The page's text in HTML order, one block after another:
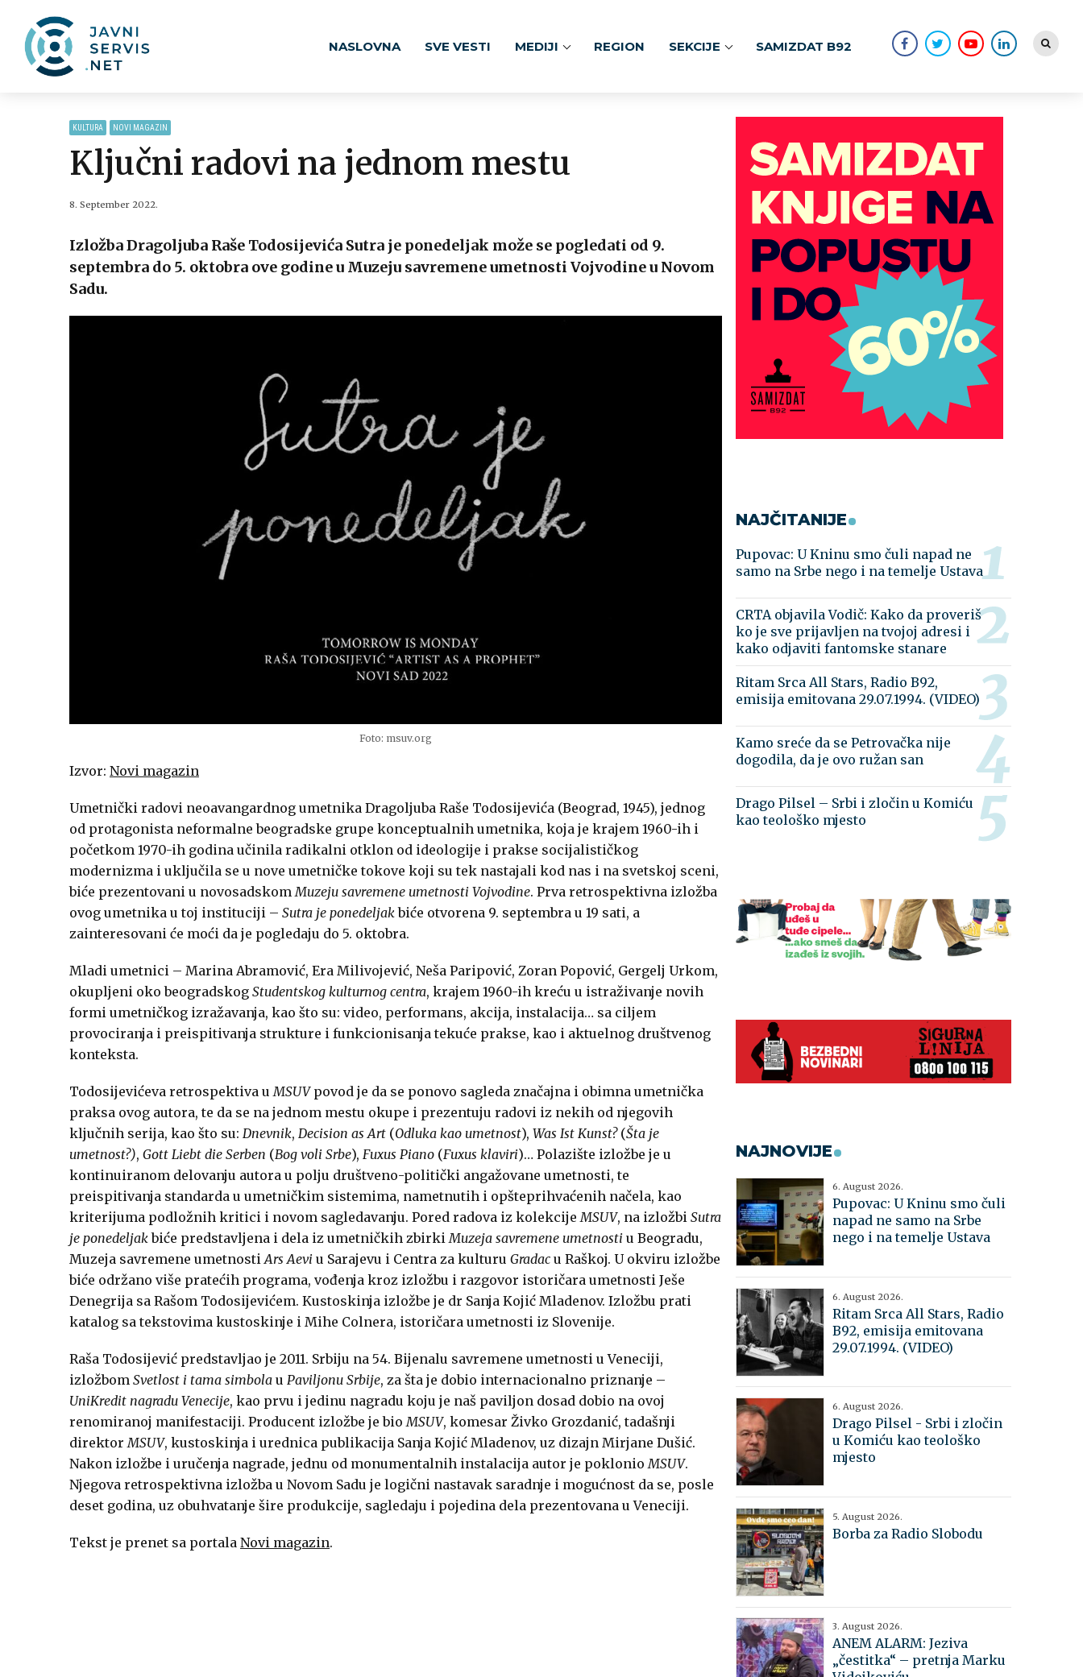
NASLOVNA SVE VESTI MEDIJI REGION SEKCIJE SAMIZDAT B92
KULTURA NOVI MAGAZIN
Ključni radovi na jednom mestu
8. September 2022.
Izložba Dragoljuba Raše Todosijevića Sutra je ponedeljak može se pogledati od 9.
septembra do 5. oktobra ove godine u Muzeju savremene umetnosti Vojvodine u Novom
Sadu.
Foto: msuv.org
Izvor: Novi magazin
Umetnički radovi neoavangardnog umetnika Dragoljuba Raše Todosijevića (Beograd, 1945), jednog
od protagonista neformalne beogradske grupe konceptualnih umetnika, koja je krajem 1960-ih i
početkom 1970-ih godina učinila radikalni otklon od ideologije i prakse socijalističkog
modernizma i uključila se u nove umetničke tokove koji su tek nastajali kod nas i na svetskoj sceni,
biće prezentovani u novosadskom Muzeju savremene umetnosti Vojvodine. Prva retrospektivna izložba
ovog umetnika u toj instituciji – Sutra je ponedeljak biće otvorena 9. septembra u 19 sati, a
zainteresovani će moći da je pogledaju do 5. oktobra.
Mladi umetnici – Marina Abramović, Era Milivojević, Neša Paripović, Zoran Popović, Gergelj Urkom,
okupljeni oko beogradskog Studentskog kulturnog centra, krajem 1960-ih kreću u istraživanje novih
formi umetničkog izražavanja, kao što su: video, performans, akcija, instalacija… sa ciljem
provociranja i preispitivanja strukture i funkcionisanja tekuće prakse, kao i aktuelnog društvenog
konteksta.
Todosijevićeva retrospektiva u MSUVpovod je da se ponovo sagleda značajna i obimna umetnička
praksa ovog autora, te da se na jednom mestu okupe i prezentuju radovi iz nekih od njegovih
ključnih serija, kao što su: Dnevnik, Decision as Art (Odluka kao umetnost), Was Ist Kunst?(Šta je
umetnost?), Gott Liebt die Serben (Bog voli Srbe), Fuxus Piano (Fuxus klaviri)… Polazište izložbe je u
kontinuiranom delovanju autora u polju društveno-politički angažovane umetnosti, te
preispitivanja standarda u umetničkim sistemima, nametnutih i opšteprihvaćenih načela, kao
kriterijuma podložnih kritici i novom sagledavanju. Pored radova iz kolekcije MSUV, na izložbi Sutra
je ponedeljak biće predstavljena i dela iz umetničkih zbirki Muzeja savremene umetnosti u Beogradu,
Muzeja savremene umetnosti Ars Aevi u Sarajevu i Centra za kulturu Gradac u Raškoj. U okviru izložbe
biće održano više pratećih programa, vođenja kroz izložbu i razgovor istoričara umetnosti Ješe
Denegrija sa Rašom Todosijevićem. Kustoskinja izložbe je dr Sanja Kojić Mladenov. Izložbu prati
katalog sa tekstovima kustoskinje i Mihe Colnera, istoričara umetnosti iz Slovenije.
Raša Todosijević predstavljao je 2011. Srbiju na 54. Bijenalu savremene umetnosti u Veneciji,
izložbom Svetlost i tama simbola u Paviljonu Srbije, za šta je dobio internacionalno priznanje –
UniKredit nagradu Venecije, kao prvu i jedinu nagradu koju je naš paviljon dosad dobio na ovoj
renomiranoj manifestaciji. Producent izložbe je bio MSUV, komesar Živko Grozdanić, tadašnji
direktor MSUV, kustoskinja i urednica publikacija Sanja Kojić Mladenov, uz dizajn Mirjane Dušić.
Nakon izložbe i uručenja nagrade, jednu od monumentalnih instalacija autor je poklonio MSUV.
Njegova retrospektivna izložba u Novom Sadu je logični nastavak saradnje i mogućnost da se, posle
deset godina, uz obuhvatanje šire produkcije, sagledaju i pojedina dela prezentovana u Veneciji.
Tekst je prenet sa portala Novi magazin.
NAJČITANIJE
Pupovac: U Kninu smo čuli napad ne
samo na Srbe nego i na temelje Ustava
CRTA objavila Vodič: Kako da proveriš
ko je sve prijavljen na tvojoj adresi i
kako odjaviti fantomske stanare
Ritam Srca All Stars, Radio B92,
emisija emitovana 29.07.1994. (VIDEO)
Kamo sreće da se Petrovačka nije
dogodila, da je ovo ružan san
Drago Pilsel – Srbi i zločin u Komiću
kao teološko mjesto
NAJNOVIJE
6. August 2026.
Pupovac: U Kninu smo čuli
napad ne samo na Srbe
nego i na temelje Ustava
6. August 2026.
Ritam Srca All Stars, Radio
B92, emisija emitovana
29.07.1994. (VIDEO)
6. August 2026.
Drago Pilsel - Srbi i zločin
u Komiću kao teološko
mjesto
5. August 2026.
Borba za Radio Slobodu
3. August 2026.
ANEM ALARM: Jeziva
„čestitka“ – pretnja Marku